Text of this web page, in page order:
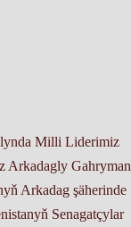
Milli Liderimiz
Arkadagly Gahryman
Arkadag şäherinde
Senagatçylar